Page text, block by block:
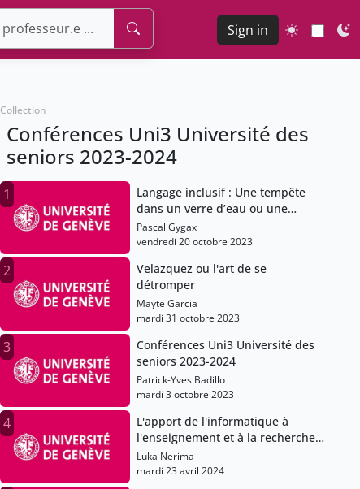
Sign in
Collection
Conférences Uni3 Université des
seniors 2023-2024
1
Langage inclusif : Une tempête
dans un verre d’eau ou une
réponse à un vrai problème ?
Pascal Gygax
vendredi 20 octobre 2023
2
Velazquez ou l'art de se
détromper
Mayte Garcia
mardi 31 octobre 2023
3
Conférences Uni3 Université des
seniors 2023-2024
Patrick-Yves Badillo
mardi 3 octobre 2023
4
L'apport de l'informatique à
l'enseignement et à la recherche
en science humaine
Luka Nerima
mardi 23 avril 2024